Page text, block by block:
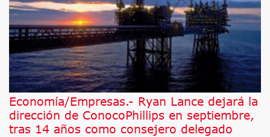
Economía/Empresas.- Ryan Lance dejará la
dirección de ConocoPhillips en septiembre,
tras 14 años como consejero delegado